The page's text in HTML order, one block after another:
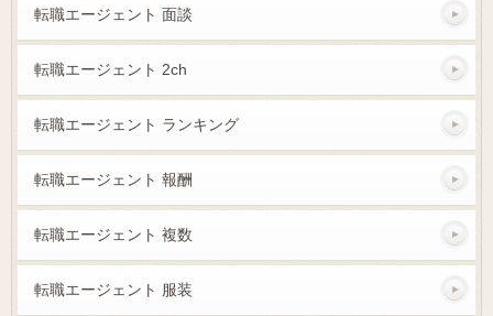
転職エージェント 面談
転職エージェント 2ch
転職エージェント ランキング
転職エージェント 報酬
転職エージェント 複数
転職エージェント 服装